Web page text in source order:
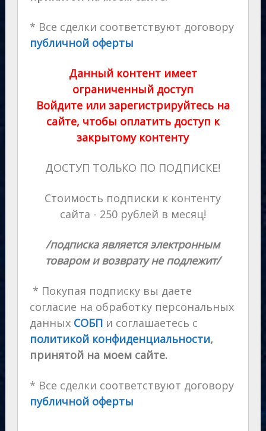
* Все сделки соответствуют договору
публичной оферты
Данный контент имеет
ограниченный доступ
Войдите или зарегистрируйтесь на
сайте, чтобы оплатить доступ к
закрытому контенту
ДОСТУП ТОЛЬКО ПО ПОДПИСКЕ!
Стоимость подписки к контенту
сайта - 250 рублей в месяц!
/подписка является электронным
товаром и возврату не подлежит/
* Покупая подписку вы даете
согласие на обработку персональных
данных СОБП и соглашаетесь с
политикой конфиденциальности,
принятой на моем сайте.
* Все сделки соответствуют договору
публичной оферты